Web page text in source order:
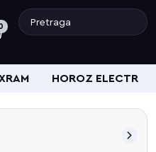
HOROZ ELECTRIC